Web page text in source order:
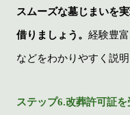
スムーズな墓じまいを
借りましょう。 経験豊
などをわかりやすく説明
ステップ6.改葬許可証を